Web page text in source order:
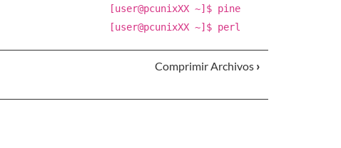
[user@pcunixXX ~]$ pine
[user@pcunixXX ~]$ perl
Comprimir Archivos ›